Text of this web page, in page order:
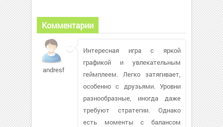
Комментарии
andresfg883
Интересная игра с яркой
графикой и увлекательным
геймплеем. Легко затягивает,
особенно с друзьями. Уровни
разнообразные, иногда даже
требуют стратегии. Однако
есть моменты с балансом